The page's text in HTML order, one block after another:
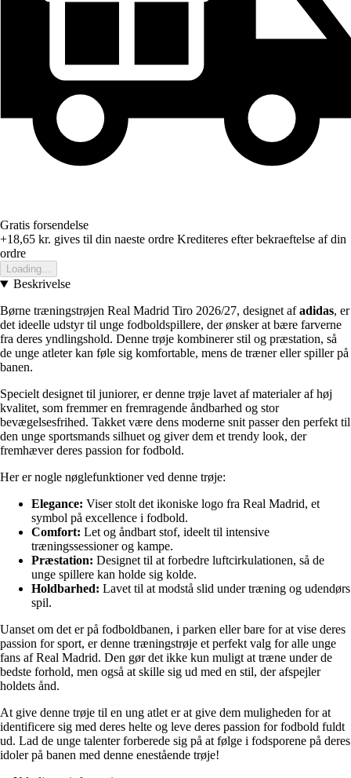
Gratis forsendelse
+18,65 kr. gives til din naeste ordre Krediteres efter bekraeftelse af din
ordre
Loading...
Beskrivelse
Børne træningstrøjen Real Madrid Tiro 2026/27, designet afadidas, er
det ideelle udstyr til unge fodboldspillere, der ønsker at bære farverne
fra deres yndlingshold. Denne trøje kombinerer stil og præstation, så
de unge atleter kan føle sig komfortable, mens de træner eller spiller på
banen.
Specielt designet til juniorer, er denne trøje lavet af materialer af høj
kvalitet, som fremmer en fremragende åndbarhed og stor
bevægelsesfrihed. Takket være dens moderne snit passer den perfekt til
den unge sportsmands silhuet og giver dem et trendy look, der
fremhæver deres passion for fodbold.
Her er nogle nøglefunktioner ved denne trøje:
Elegance: Viser stolt det ikoniske logo fra Real Madrid, et
symbol på excellence i fodbold.
Comfort: Let og åndbart stof, ideelt til intensive
træningssessioner og kampe.
Præstation: Designet til at forbedre luftcirkulationen, så de
unge spillere kan holde sig kolde.
Holdbarhed: Lavet til at modstå slid under træning og udendørs
spil.
Uanset om det er på fodboldbanen, i parken eller bare for at vise deres
passion for sport, er denne træningstrøje et perfekt valg for alle unge
fans af Real Madrid. Den gør det ikke kun muligt at træne under de
bedste forhold, men også at skille sig ud med en stil, der afspejler
holdets ånd.
At give denne trøje til en ung atlet er at give dem muligheden for at
identificere sig med deres helte og leve deres passion for fodbold fuldt
ud. Lad de unge talenter forberede sig på at følge i fodsporene på deres
idoler på banen med denne enestående trøje!